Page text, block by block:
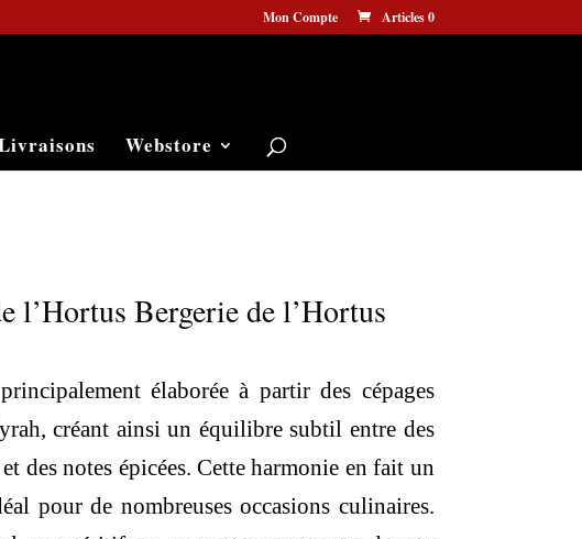
Mon Compte Articles 0
Webstore
l’Hortus Bergerie de l’Hortus
élaborée à partir des cépages
créant ainsi un équilibre subtil entre des
des notes épicées. Cette harmonie en fait un
pour de nombreuses occasions culinaires.